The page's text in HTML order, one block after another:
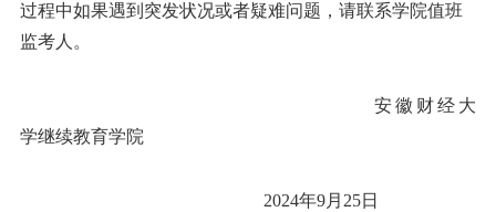
过程中如果遇到突发状况或者疑难问题，请联系学院值班
监考人。
安徽财经大
学继续教育学院
2024年9月 25日